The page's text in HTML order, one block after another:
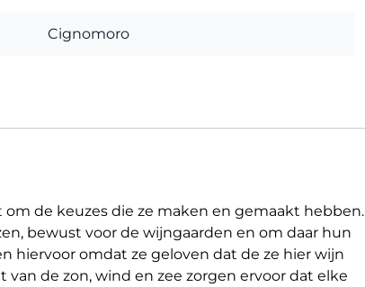
Cignomoro
de keuzes die ze maken en gemaakt hebben.
bewust voor de wijngaarden en om daar hun
hiervoor omdat ze geloven dat de ze hier wijn
de zon, wind en zee zorgen ervoor dat elke